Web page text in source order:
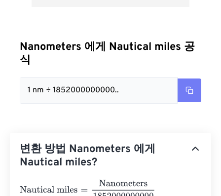
Nanometers 에게 Nautical miles 공
식
1 nm ÷ 1852000000000..
변환 방법 Nanometers 에게
Nautical miles?
Nautical miles Nanometers1852000000000